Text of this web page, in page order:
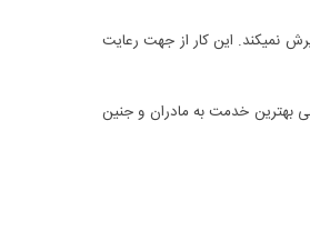
مرکز نیلو به هیچ عنوان نسخه‎هایی را که به مراکز دیگر معرفی شده اند پذیرش نمی‎کند. این کار از جهت رعایت
5-تاکید می شود… “تاکید می شود” تمام آنچه به نظر بعضی ها سختگیری بی‎جا می‎آید، ضوابط قانونی و استاندارد است که در همه جای دنیا رعایت می‎شود و تمام این کارها در راستای ارائه‎ی بهترین خدمت به مادران و جنین